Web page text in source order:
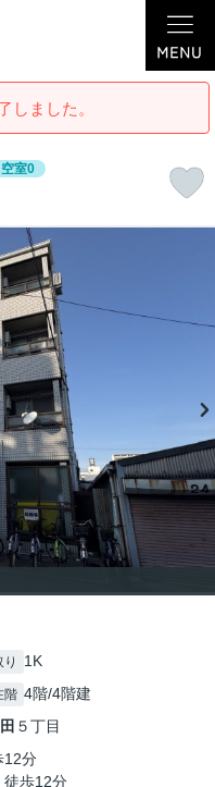
しました。
空室0
り 1K
階 4階/4階建
５丁目
12分
徒歩12分